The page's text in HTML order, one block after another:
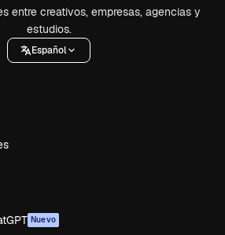
entre creativos, empresas, agencias y
estudios.
Español
Nuevo